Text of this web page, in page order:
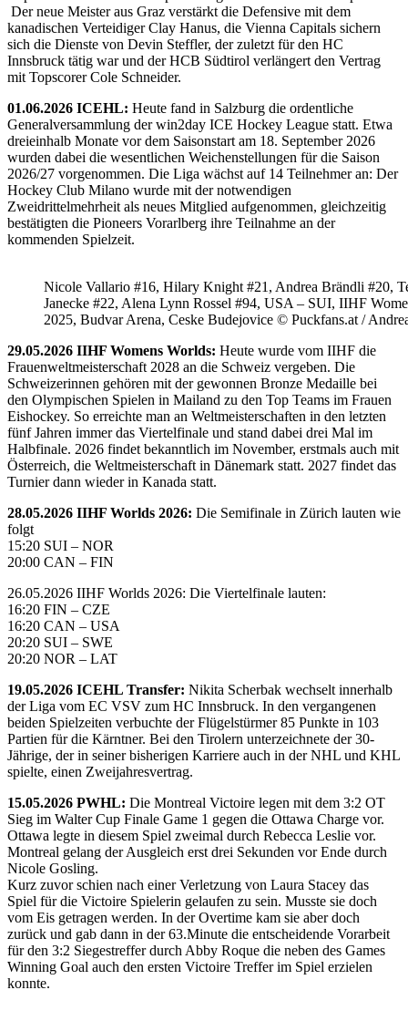
Der neue Meister aus Graz verstärkt die Defensive mit dem
kanadischen Verteidiger Clay Hanus, die Vienna Capitals sichern
sich die Dienste von Devin Steffler, der zuletzt für den HC
Innsbruck tätig war und der HCB Südtirol verlängert den Vertrag
mit Topscorer Cole Schneider.
01.06.2026 ICEHL: Heute fand in Salzburg die ordentliche
Generalversammlung der win2day ICE Hockey League statt. Etwa
dreieinhalb Monate vor dem Saisonstart am 18. September 2026
wurden dabei die wesentlichen Weichenstellungen für die Saison
2026/27 vorgenommen. Die Liga wächst auf 14 Teilnehmer an: Der
Hockey Club Milano wurde mit der notwendigen
Zweidrittelmehrheit als neues Mitglied aufgenommen, gleichzeitig
bestätigten die Pioneers Vorarlberg ihre Teilnahme an der
kommenden Spielzeit.
Nicole Vallario #16, Hilary Knight #21, Andrea Brändli #20,
Janecke #22, Alena Lynn Rossel #94, USA – SUI, IIHF
2025, Budvar Arena, Ceske Budejovice © Puckfans.at /
29.05.2026 IIHF Womens Worlds: Heute wurde vom IIHF die
Frauenweltmeisterschaft 2028 an die Schweiz vergeben. Die
Schweizerinnen gehören mit der gewonnen Bronze Medaille bei
den Olympischen Spielen in Mailand zu den Top Teams im Frauen
Eishockey. So erreichte man an Weltmeisterschaften in den letzten
fünf Jahren immer das Viertelfinale und stand dabei drei Mal im
Halbfinale. 2026 findet bekanntlich im November, erstmals auch mit
Österreich, die Weltmeisterschaft in Dänemark statt. 2027 findet das
Turnier dann wieder in Kanada statt.
28.05.2026 IIHF Worlds 2026: Die Semifinale in Zürich lauten wie
folgt
15:20 SUI – NOR
20:00 CAN – FIN
26.05.2026 IIHF Worlds 2026: Die Viertelfinale lauten:
16:20 FIN – CZE
16:20 CAN – USA
20:20 SUI – SWE
20:20 NOR – LAT
19.05.2026 ICEHL Transfer: Nikita Scherbak wechselt innerhalb
der Liga vom EC VSV zum HC Innsbruck. In den vergangenen
beiden Spielzeiten verbuchte der Flügelstürmer 85 Punkte in 103
Partien für die Kärntner. Bei den Tirolern unterzeichnete der 30-
Jährige, der in seiner bisherigen Karriere auch in der NHL und KHL
spielte, einen Zweijahresvertrag.
15.05.2026 PWHL: Die Montreal Victoire legen mit dem 3:2 OT
Sieg im Walter Cup Finale Game 1 gegen die Ottawa Charge vor.
Ottawa legte in diesem Spiel zweimal durch Rebecca Leslie vor.
Montreal gelang der Ausgleich erst drei Sekunden vor Ende durch
Nicole Gosling.
Kurz zuvor schien nach einer Verletzung von Laura Stacey das
Spiel für die Victoire Spielerin gelaufen zu sein. Musste sie doch
vom Eis getragen werden. In der Overtime kam sie aber doch
zurück und gab dann in der 63.Minute die entscheidende Vorarbeit
für den 3:2 Siegestreffer durch Abby Roque die neben des Games
Winning Goal auch den ersten Victoire Treffer im Spiel erzielen
konnte.